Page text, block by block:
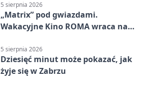
5 sierpnia 2026
„Matrix” pod gwiazdami.
Wakacyjne Kino ROMA wraca na
5 sierpnia 2026
Dziesięć minut może pokazać, jak
żyje się w Zabrzu